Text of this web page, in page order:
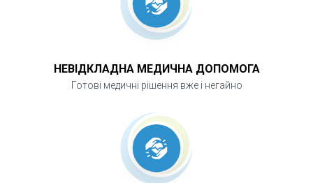
НЕВІДКЛАДНА МЕДИЧНА ДОПОМОГА
Готові медичні рішення вже і негайно